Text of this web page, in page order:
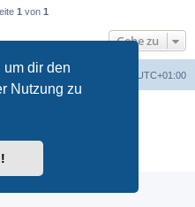
um dir den
Nutzung zu
1 von 1
Gehe zu
UTC+01:00
löschen
durch
skateshop.de